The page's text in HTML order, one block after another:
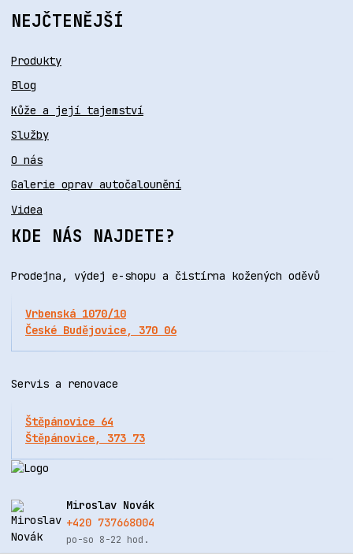
NEJČTENĚJŠÍ
Produkty
Blog
Kůže a její tajemství
Služby
O nás
Galerie oprav autočalounění
Videa
KDE NÁS NAJDETE?
Prodejna, výdej e-shopu a čistírna kožených oděvů
Vrbenská 1070/10
České Budějovice, 370 06
Servis a renovace
Štěpánovice 64
Štěpánovice, 373 73
Miroslav Novák
+420 737668004
po-so 8-22 hod.